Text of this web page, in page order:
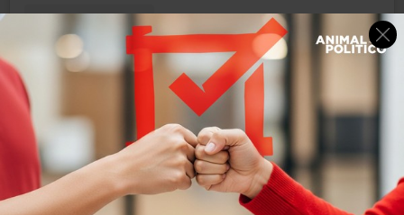
Una publicación compartida de Marcø Saénz (@maarcosky)
Direcciones:
Autódromo Hermanos Rodríguez:Av, Viad. Río de la